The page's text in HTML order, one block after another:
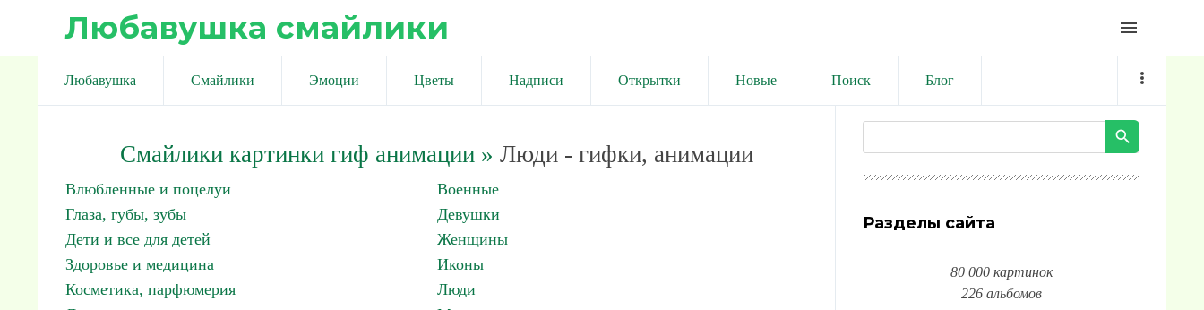
Любавушка смайлики menu
Любавушка Смайлики Эмоции Цветы Надписи Открытки Новые Поиск Блог
Смайлики картинки гиф анимации» Люди - гифки, анимации
Влюбленные и поцелуи
Военные
Глаза, губы, зубы
Девушки
Дети и все для детей
Женщины
Здоровье и медицина
Иконы
Косметика, парфюмерия
Люди
Разделы сайта
80 000 картинок
226 альбомов